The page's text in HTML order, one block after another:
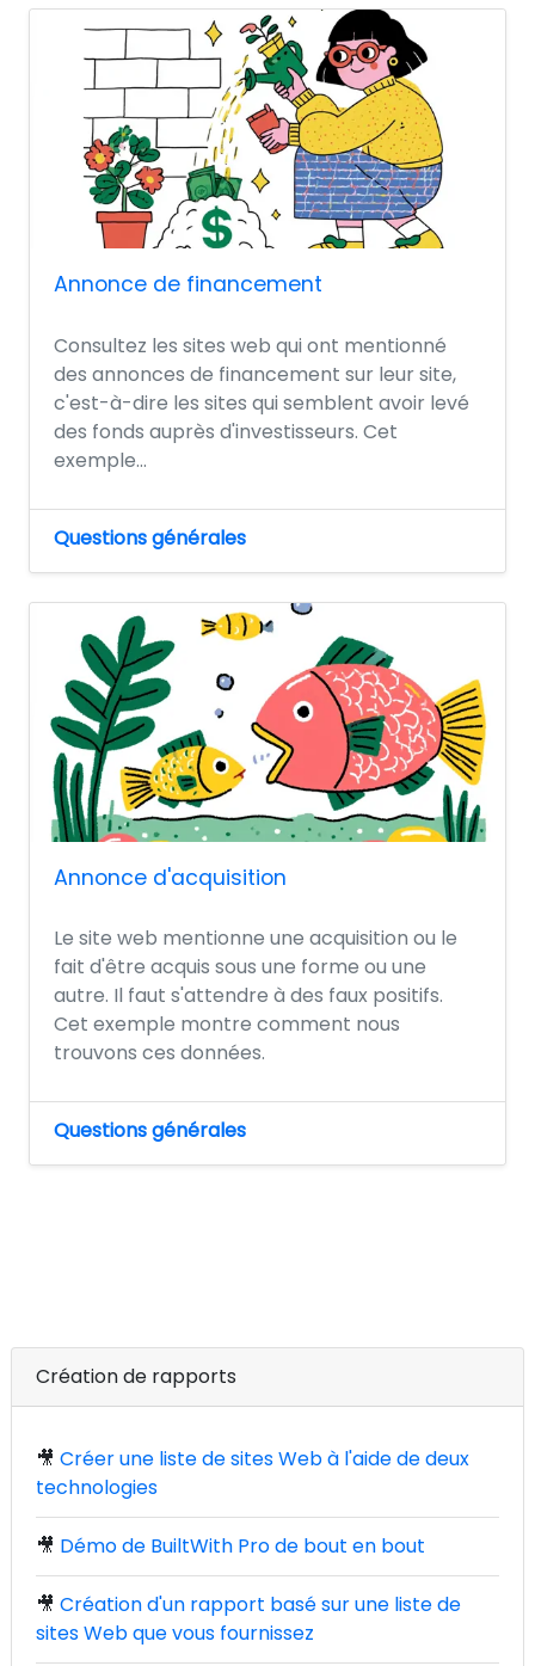
Annonce de financement
Consultez les sites web qui ont mentionné
des annonces de financement sur leur site,
c'est-à-dire les sites qui semblent avoir levé
des fonds auprès d'investisseurs. Cet
exemple...
Questions générales
Annonce d'acquisition
Le site web mentionne une acquisition ou le
fait d'être acquis sous une forme ou une
autre. Il faut s'attendre à des faux positifs.
Cet exemple montre comment nous
trouvons ces données.
Questions générales
Création de rapports
🎥 Créer une liste de sites Web à l'aide de deux
technologies
🎥 Démo de BuiltWith Pro de bout en bout
🎥 Création d'un rapport basé sur une liste de
sites Web que vous fournissez